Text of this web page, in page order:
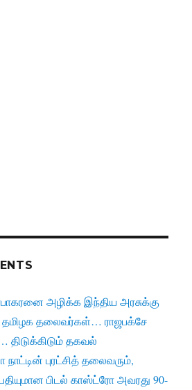
அழிக்க இந்திய அரசுக்கு
தலைவர்கள்… ராஜபக்சே
தகவல்
நாட்டின் புரட்சித் தலைவரும்,
பிடல் காஸ்ட்ரோ அவரது 90-